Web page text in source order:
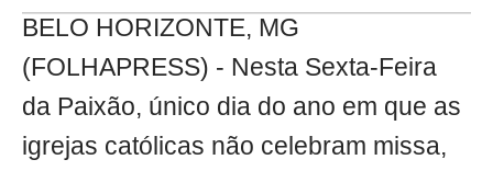
BELO HORIZONTE, MG
(FOLHAPRESS) - Nesta Sexta-Feira
da Paixão, único dia do ano em que as
igrejas católicas não celebram missa,